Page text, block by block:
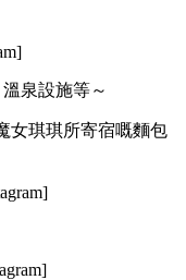
泉設施等～
女琪琪所寄宿嘅麵包